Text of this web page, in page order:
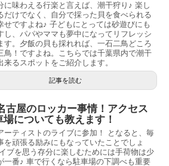
に味わえる行楽と言えば、潮干狩り♪ 楽し
だけでなく、自分で採った貝を食べられる
せですよね♪ 子どもにとっては砂遊びにも
し、パパやママも夢中になってリフレッシ
す。夕飯の貝も採れれば、一石二鳥どころ
鳥！ですよね。こちらでは千葉県内で潮干
来るスポットをご紹介します。
記事を読む
古屋のロッカー事情！アクセス
場についても教えます！
ーティストのライブに参加！ となると、毎
を頑張る励みにもなっていたことでしょ
ブを思う存分に楽しむためには手荷物は少
一番♪ 車で行くなら駐車場の下調べも重要